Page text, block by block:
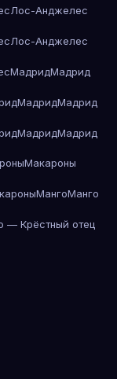
Лос-Анджелес
Лос-Анджелес
МадридМадрид
МадридМадрид
МадридМадрид
Макароны
МангоМанго
— Крёстный отец